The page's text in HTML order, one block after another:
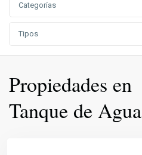
Categorías
Tipos
Propiedades en
Tanque de Agua